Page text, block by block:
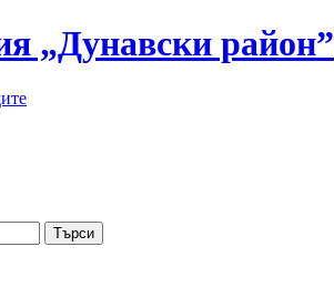
„Дунавски район”